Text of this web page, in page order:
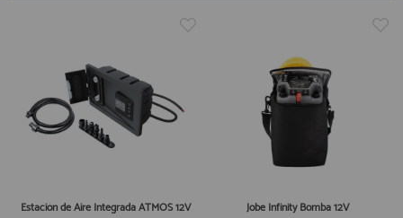
Estación de Aire Integrada ATMOS 12V Jobe Infinity Bomba 12V